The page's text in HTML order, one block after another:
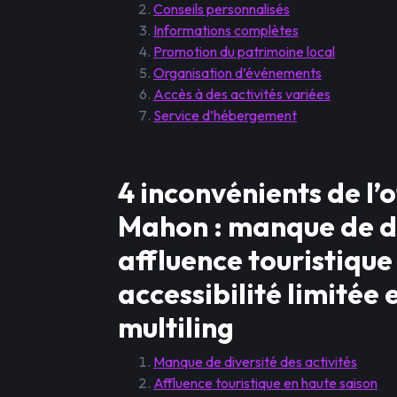
Conseils personnalisés
Informations complètes
Promotion du patrimoine local
Organisation d’événements
Accès à des activités variées
Service d’hébergement
4 inconvénients de
Mahon : manque de
affluence touristique
accessibilité limitée
multiling
Manque de diversité des activités
Affluence touristique en haute saison